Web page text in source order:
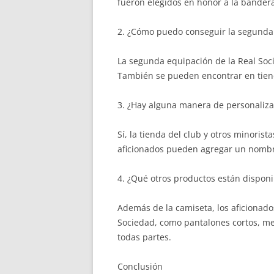
2. ¿Cómo puedo conseguir la
La segunda equipación de la Real
También se pueden encontrar en
3. ¿Hay alguna manera de
Sí, la tienda del club y otros
aficionados pueden agregar un
4. ¿Qué otros productos están
Además de la camiseta, los
Sociedad, como pantalones cortos,
todas partes.
Conclusión